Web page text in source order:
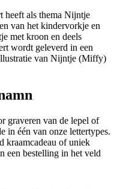
heeft als thema Nijntje
van het kindervorkje en
met kroon en deels
wordt geleverd in een
van Nijntje (Miffy)
graveren van de lepel of
in één van onze lettertypes.
kraamcadeau of uniek
een bestelling in het veld